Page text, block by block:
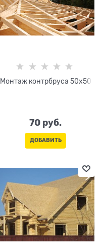
Монтаж контрбруса 50х50
70 руб.
ДОБАВИТЬ